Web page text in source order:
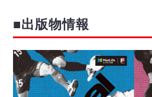
■出版物情報